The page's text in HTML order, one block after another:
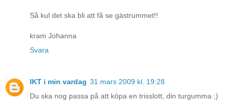
Så kul det ska bli att få se gästrummet!!
kram Johanna
Svara
IKT i min vardag 31 mars 2009 kl. 19:28
Du ska nog passa på att köpa en trisslott, din turgumma ;)